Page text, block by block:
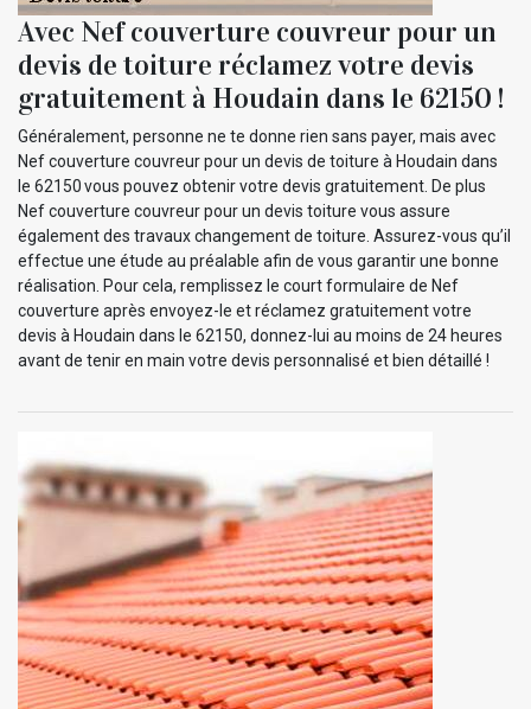
Avec Nef couverture couvreur pour un
devis de toiture réclamez votre devis
gratuitement à Houdain dans le 62150 !
Généralement, personne ne te donne rien sans payer, mais avec
Nef couverture couvreur pour un devis de toiture à Houdain dans
le 62150 vous pouvez obtenir votre devis gratuitement. De plus
Nef couverture couvreur pour un devis toiture vous assure
également des travaux changement de toiture. Assurez-vous qu’il
effectue une étude au préalable afin de vous garantir une bonne
réalisation. Pour cela, remplissez le court formulaire de Nef
couverture après envoyez-le et réclamez gratuitement votre
devis à Houdain dans le 62150, donnez-lui au moins de 24 heures
avant de tenir en main votre devis personnalisé et bien détaillé !